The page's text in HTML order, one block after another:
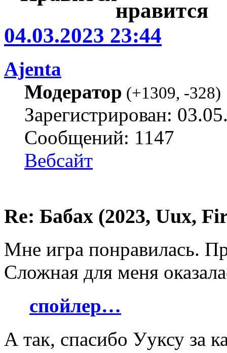
04.03.2023 23:44
Ajenta
Модератор (+1309, -328)
Зарегистрирован:
Сообщений: 1147
Вебсайт
Re: Бабах (2023, Uux,
Мне игра понравилась.
Сложная для меня
спойлер…
А так, спасибо Ууксу за